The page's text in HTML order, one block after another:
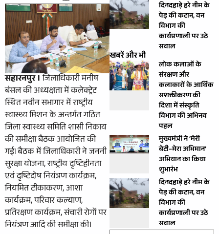
सहारनपुर ।जिलाधिकारी मनीष
बंसल की अध्यक्षता में कलेक्ट्रेट
स्थित नवीन सभागार में राष्ट्रीय
स्वास्थ्य मिशन के अन्तर्गत गठित
जिला स्वास्थ्य समिति शासी निकाय
की समीक्षा बैठक आयोजित की
गई।बैठक में जिलाधिकारी ने जननी
सुरक्षा योजना, राष्ट्रीय दृष्टिहीनता
एवं दृष्टिदोष नियंत्रण कार्यक्रम,
नियमित टीकाकरण, आशा
कार्यक्रम, परिवार कल्याण,
प्रतिरक्षण कार्यक्रम, संचारी रोगों पर
नियंत्रण आदि की समीक्षा की।
दिनदहाड़े हरे नीम के
पेड़ की कटान, वन
विभाग की
कार्यप्रणाली पर उठे
सवाल
खबरें और भी
लोक कलाओं के
संरक्षण और
कलाकारों के आर्थिक
सशक्तीकरण की
दिशा में संस्कृति
विभाग की अभिनव
पहल
मुख्यमंत्री ने ‘मेरी
बेटी–मेरा अभिमान’
अभियान का किया
शुभारंभ
दिनदहाड़े हरे नीम के
पेड़ की कटान, वन
विभाग की
कार्यप्रणाली पर उठे
सवाल